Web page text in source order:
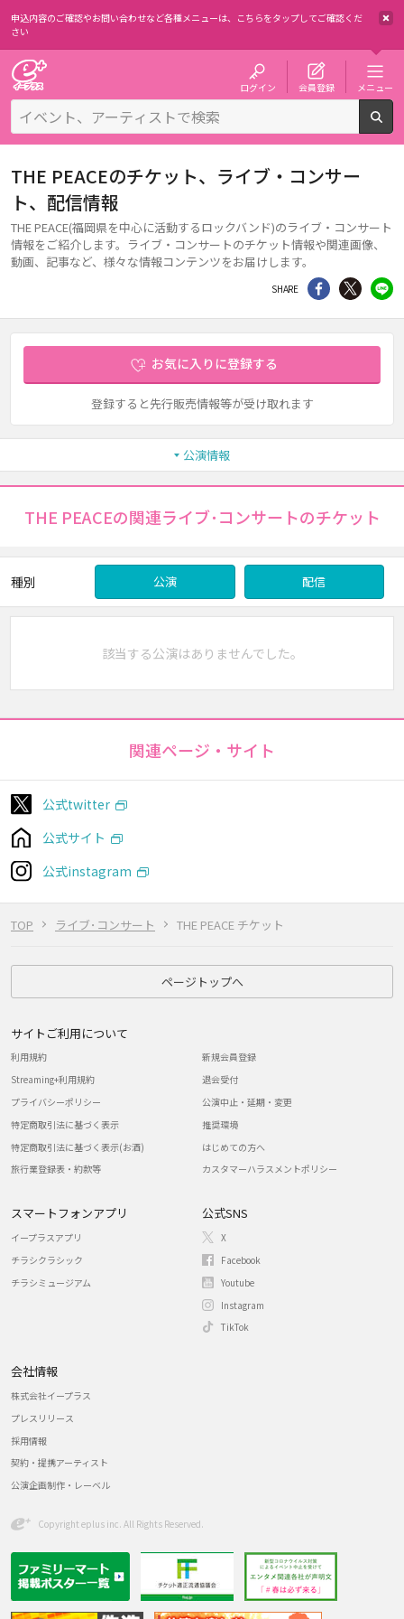
申込内容のご確認やお問い合わせなど各種メニューは、 こちらをタップしてご確認くだ
さい
ログイン 会員登録 メニュー
TOP ライブ･コンサート THE PEACE チケット
THE PEACEのチケット、ライブ・コンサー
ト、配信情報
THE PEACE(福岡県を中心に活動するロックバンド)のライブ・コンサート
情報をご紹介します。ライブ・コンサートのチケット情報や関連画像、
動画、記事など、様々な情報コンテンツをお届けします。
SHARE シェア Twitter
お気に入りに登録する
登録すると先行販売情報等が受け取れます
公演情報
THE PEACEの関連ライブ･コンサートのチケット
種別 公演 配信
該当する公演はありませんでした。
関連ページ・サイト
公式twitter
公式サイト
公式instagram
ページトップへ
サイトご利用について
利用規約
Streaming+利用規約
プライバシーポリシー
特定商取引法に基づく表示
特定商取引法に基づく表示(お酒)
旅行業登録表・約款等
新規会員登録
退会受付
公演中止・延期・変更
推奨環境
はじめての方へ
カスタマーハラスメントポリシー
スマートフォンアプリ
イープラスアプリ
チラシクラシック
チラシミュージアム
公式SNS
X
Facebook
Youtube
Instagram
TikTok
会社情報
株式会社イープラス
プレスリリース
採用情報
契約・提携アーティスト
公演企画制作・レーベル
Copyright eplus inc. All Rights Reserved.